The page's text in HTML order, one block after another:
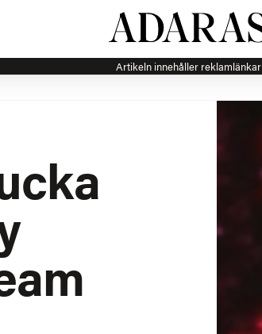
Artikeln innehåller reklamlänkar